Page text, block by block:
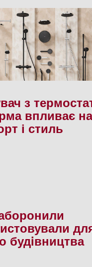
з
впливає на
і стиль
будiвництва